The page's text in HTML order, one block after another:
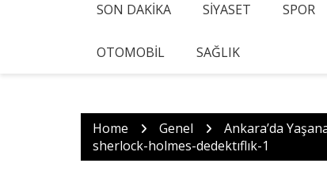
SON DAKIKA SIYASET SPOR
OTOMOBIL SAĞLIK
Home Genel
Ankara’da
sherlock-holmes-dedektıflık-1